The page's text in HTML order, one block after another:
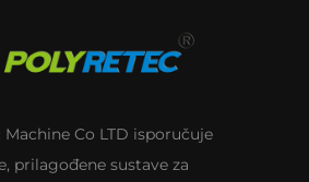
Co LTD isporučuje
prilagođene sustave za